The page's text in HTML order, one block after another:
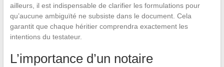
ailleurs, il est indispensable de clarifier les formulations pour
qu’aucune ambiguïté ne subsiste dans le document. Cela
garantit que chaque héritier comprendra exactement les
intentions du testateur.
L’importance d’un notaire